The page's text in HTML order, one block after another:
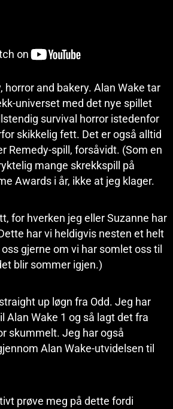
horror and bakery. Alan Wake tar
universet med det nye spillet
survival horror istedenfor
skikkelig fett. Det er også alltid
Remedy-spill, forsåvidt. (Som en
mange skrekkspill på
Awards i år, ikke at jeg klager.
for hverken jeg eller Suzanne har
har vi heldigvis nesten et helt
gjerne om vi har somlet oss til
blir sommer igjen.)
up løgn fra Odd. Jeg har
Alan Wake 1 og så lagt det fra
skummelt. Jeg har også
Alan Wake-utvidelsen til
prøve meg på dette fordi